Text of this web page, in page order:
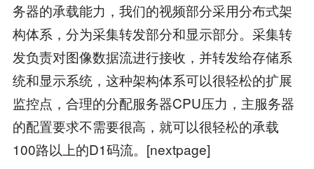
务器的承载能力，我们的视频部分采用分布式架
构体系，分为采集转发部分和显示部分。采集转
发负责对图像数据流进行接收，并转发给存储系
统和显示系统，这种架构体系可以很轻松的扩展
监控点，合理的分配服务器CPU压力，主服务器
的配置要求不需要很高，就可以很轻松的承载
100路以上的D1码流。[nextpage]